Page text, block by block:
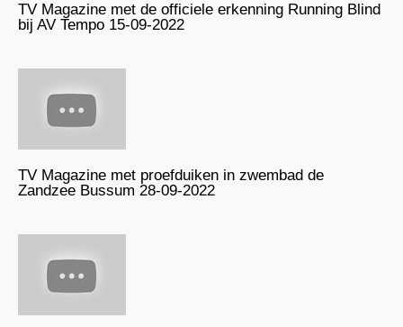
TV Magazine met de officiele erkenning Running Blind
bij AV Tempo 15-09-2022
TV Magazine met proefduiken in zwembad de
Zandzee Bussum 28-09-2022